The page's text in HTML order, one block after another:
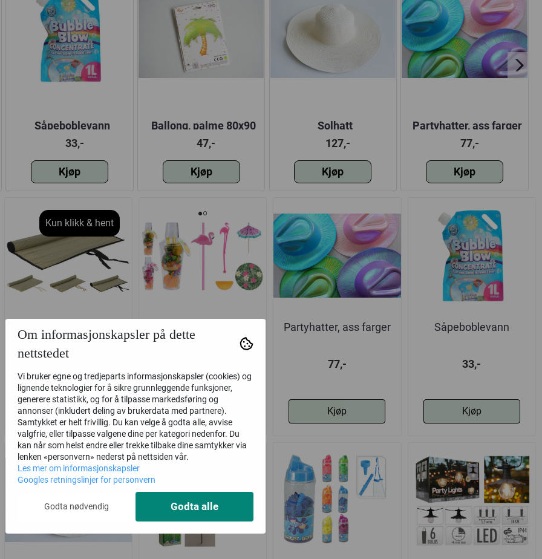
Såpeboblevann
33,-
Kjøp
Ballong, palme 80x90
cm
47,-
Kjøp
Solhatt
127,-
Kjøp
Partyhatter, ass farger
77,-
Kjøp
Kun klikk & hent
Strandmatte 60x180cm
Kjøp
Cocktail shaker
9,5x25cm m. dekor,
Kjøp
Partyhatter, ass farger
77,-
Kjøp
Såpeboblevann
33,-
Kjøp
Om informasjonskapsler på dette
nettstedet
Vi bruker egne og tredjeparts informasjonskapsler (cookies) og
lignende teknologier for å sikre grunnleggende funksjoner,
generere statistikk, og for å tilpasse markedsføring og
annonser (inkludert deling av brukerdata med partnere).
Samtykket er helt frivillig. Du kan velge å godta alle, avvise
valgfrie, eller tilpasse valgene dine per kategori nedenfor. Du
kan når som helst endre eller trekke tilbake dine samtykker via
lenken «personvern» nederst på nettsiden vår.
Les mer om informasjonskapsler
Googles retningslinjer for personvern
Godta nødvendig Godta alle